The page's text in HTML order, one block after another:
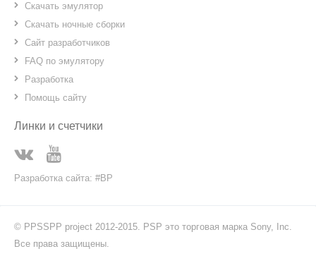
Скачать эмулятор
Скачать ночные сборки
Сайт разработчиков
FAQ по эмулятору
Разработка
Помощь сайту
Линки и счетчики
Разработка сайта: #BP
© PPSSPP project 2012-2015. PSP это торговая марка Sony, Inc.
Все права защищены.